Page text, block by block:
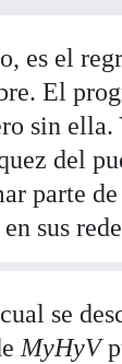
es el
El
sin ella.
del
parte
sus
se
MyHyV